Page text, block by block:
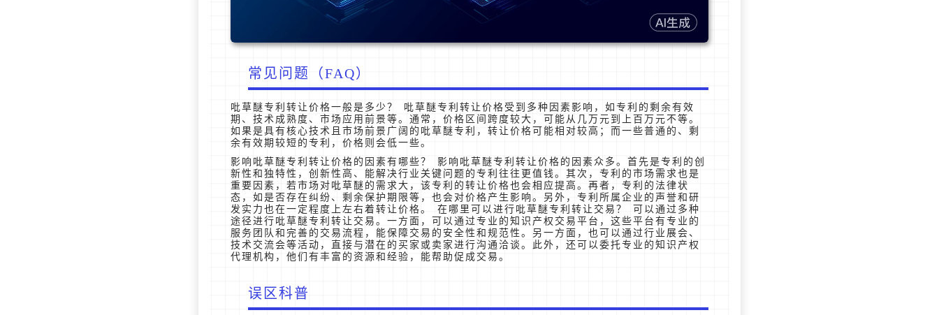
常见问题（FAQ）
吡草醚专利转让价格一般是多少？ 吡草醚专利转让价格受到多种因素影响，如专利的剩余有效
期、技术成熟度、市场应用前景等。通常，价格区间跨度较大，可能从几万元到上百万元不等。
如果是具有核心技术且市场前景广阔的吡草醚专利，转让价格可能相对较高；而一些普通的、剩
余有效期较短的专利，价格则会低一些。
影响吡草醚专利转让价格的因素有哪些？ 影响吡草醚专利转让价格的因素众多。首先是专利的创
新性和独特性，创新性高、能解决行业关键问题的专利往往更值钱。其次，专利的市场需求也是
重要因素，若市场对吡草醚的需求大，该专利的转让价格也会相应提高。再者，专利的法律状
态，如是否存在纠纷、剩余保护期限等，也会对价格产生影响。另外，专利所属企业的声誉和研
发实力也在一定程度上左右着转让价格。 在哪里可以进行吡草醚专利转让交易？ 可以通过多种
途径进行吡草醚专利转让交易。一方面，可以通过专业的知识产权交易平台，这些平台有专业的
服务团队和完善的交易流程，能保障交易的安全性和规范性。另一方面，也可以通过行业展会、
技术交流会等活动，直接与潜在的买家或卖家进行沟通洽谈。此外，还可以委托专业的知识产权
代理机构，他们有丰富的资源和经验，能帮助促成交易。
误区科普